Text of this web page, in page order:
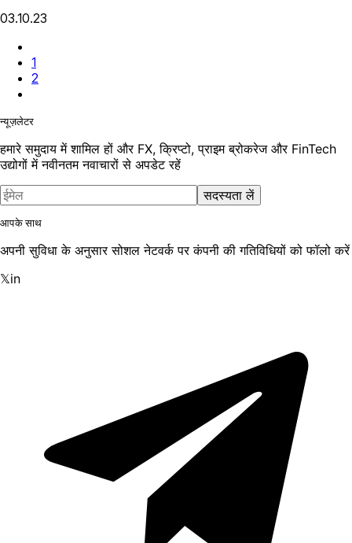
03.10.23
1
2
न्यूज़लेटर
हमारे समुदाय में शामिल हों और FX, क्रिप्टो, प्राइम ब्रोकरेज और FinTech
उद्योगों में नवीनतम नवाचारों से अपडेट रहें
सदस्यता लें
आपके साथ
अपनी सुविधा के अनुसार सोशल नेटवर्क पर कंपनी की गतिविधियों को फॉलो करें
𝕏in